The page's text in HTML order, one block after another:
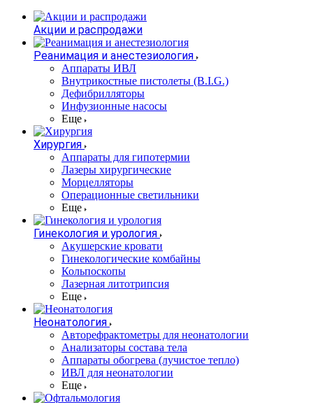
Акции и распродажи
Реанимация и анестезиология
Аппараты ИВЛ
Внутрикостные пистолеты (B.I.G.)
Дефибрилляторы
Инфузионные насосы
Еще
Хирургия
Аппараты для гипотермии
Лазеры хирургические
Морцелляторы
Операционные светильники
Еще
Гинекология и урология
Акушерские кровати
Гинекологические комбайны
Кольпоскопы
Лазерная литотрипсия
Еще
Неонатология
Авторефрактометры для неонатологии
Анализаторы состава тела
Аппараты обогрева (лучистое тепло)
ИВЛ для неонатологии
Еще